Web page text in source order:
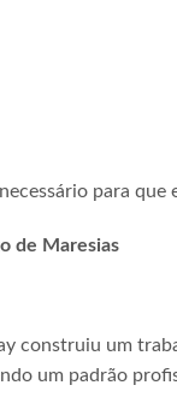
para que
de Maresias
construiu um
um padrão